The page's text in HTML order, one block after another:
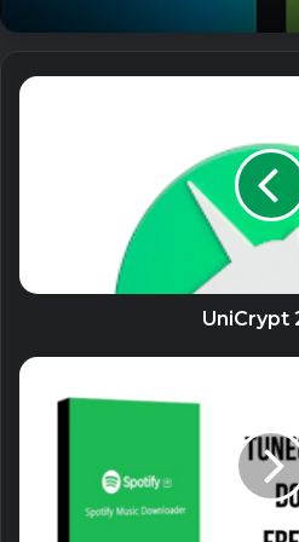
Unlocked) –
Eltima USB
Phần mềm hỗ
qua Internet
23 August, 2023
kích hoạt.
* Phần mềm đuôi Lrepacks,
KpoJIuK,TryRooM thì chỉ cần
UniCrypt